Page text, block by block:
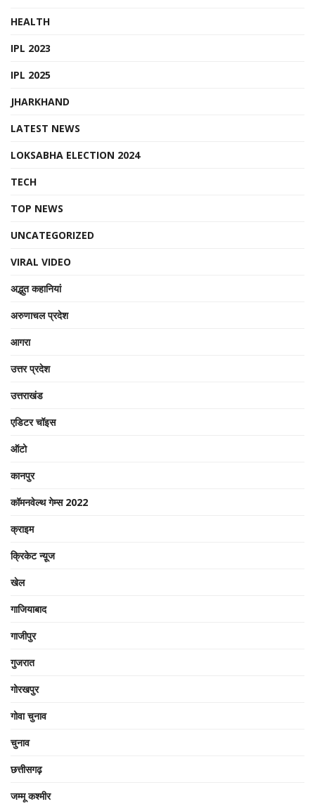
HEALTH
IPL 2023
IPL 2025
JHARKHAND
LATEST NEWS
LOKSABHA ELECTION 2024
TECH
TOP NEWS
UNCATEGORIZED
VIRAL VIDEO
अद्भुत कहानियां
अरुणाचल प्रदेश
आगरा
उत्तर प्रदेश
उत्तराखंड
एडिटर चॉइस
ऑटो
कानपुर
कॉमनवेल्थ गेम्स 2022
क्राइम
क्रिकेट न्यू़ज
खेल
गाजियाबाद
गाजीपुर
गुजरात
गोरखपुर
गोवा चुनाव
चुनाव
छत्तीसगढ़
जम्मू कश्मीर